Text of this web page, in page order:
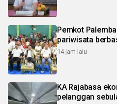
Pemkot
pariwisata
14 jam lalu
KA Rajabasa
pelanggan